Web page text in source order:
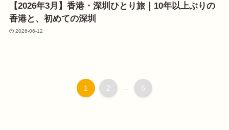
【2026年3月】香港・深圳ひとり旅｜10年以上ぶりの
香港と、初めての深圳
2026-06-12
1 2 ... 5